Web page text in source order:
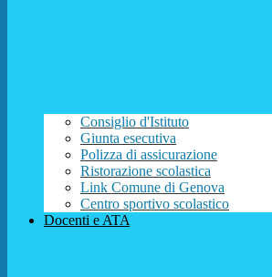
Consiglio d'Istituto
Giunta esecutiva
Polizza di assicurazione
Ristorazione scolastica
Link Comune di Genova
Centro sportivo scolastico
Docenti e ATA